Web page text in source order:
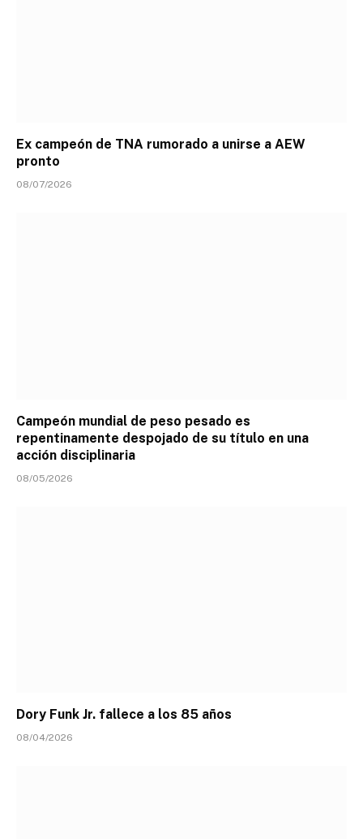
Ex campeón de TNA rumorado a unirse a AEW
pronto
08/07/2026
Campeón mundial de peso pesado es
repentinamente despojado de su título en una
acción disciplinaria
08/05/2026
Dory Funk Jr. fallece a los 85 años
08/04/2026